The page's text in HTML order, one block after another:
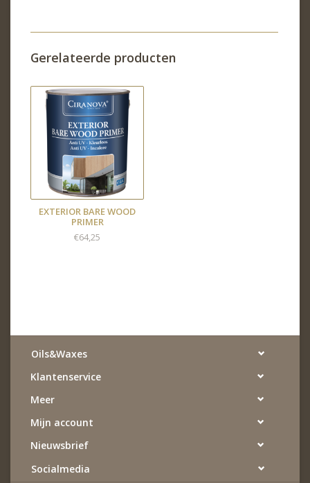
Gerelateerde producten
EXTERIOR BARE WOOD
PRIMER
€64,25
Oils&Waxes
Klantenservice
Meer
Mijn account
Nieuwsbrief
Socialmedia